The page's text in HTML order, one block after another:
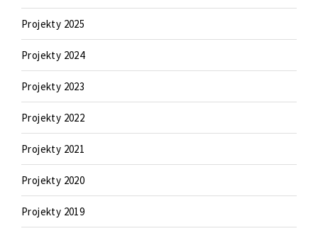
Projekty 2025
Projekty 2024
Projekty 2023
Projekty 2022
Projekty 2021
Projekty 2020
Projekty 2019